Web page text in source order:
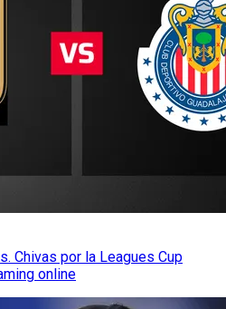
Chivas por la Leagues Cup
online